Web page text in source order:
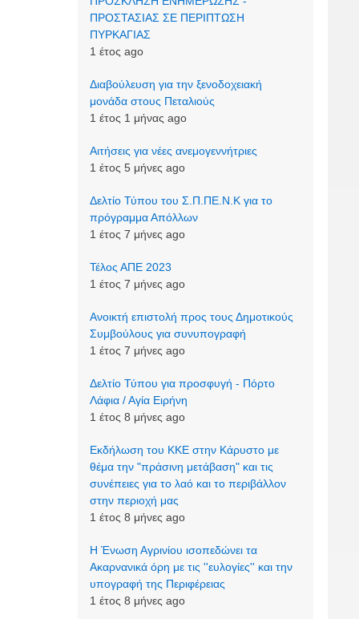
ΠΡΟΣΤΑΣΙΑΣ ΣΕ ΠΕΡΙΠΤΩΣΗ
ΠΥΡΚΑΓΙΑΣ
1 έτος ago
Διαβούλευση για την ξενοδοχειακή
μονάδα στους Πεταλιούς
1 έτος 1 μήνας ago
Αιτήσεις για νέες ανεμογεννήτριες
1 έτος 5 μήνες ago
Δελτίο Τύπου του Σ.Π.ΠΕ.Ν.Κ για το
πρόγραμμα Απόλλων
1 έτος 7 μήνες ago
Τέλος ΑΠΕ 2023
1 έτος 7 μήνες ago
Ανοικτή επιστολή προς τους Δημοτικούς
Συμβούλους για συνυπογραφή
1 έτος 7 μήνες ago
Δελτίο Τύπου για προσφυγή - Πόρτο
Λάφια / Αγία Ειρήνη
1 έτος 8 μήνες ago
Εκδήλωση του ΚΚΕ στην Κάρυστο με
θέμα την "πράσινη μετάβαση" και τις
συνέπειες για το λαό και το περιβάλλον
στην περιοχή μας
1 έτος 8 μήνες ago
Η Ένωση Αγρινίου ισοπεδώνει τα
Ακαρνανικά όρη με τις ''ευλογίες'' και την
υπογραφή της Περιφέρειας
1 έτος 8 μήνες ago